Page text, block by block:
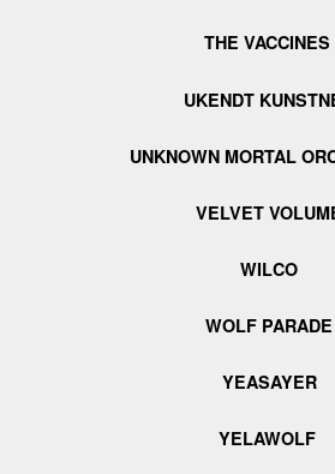
THE VACCINES
UKENDT
UNKNOWN MORTAL
VELVET
WILCO
WOLF PARADE
YEASAYER
YELAWOLF